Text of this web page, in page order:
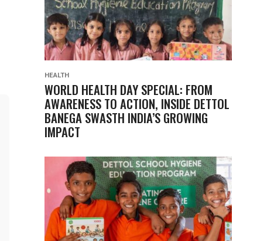
HEALTH
WORLD HEALTH DAY SPECIAL: FROM
AWARENESS TO ACTION, INSIDE DETTOL
BANEGA SWASTH INDIA’S GROWING
IMPACT